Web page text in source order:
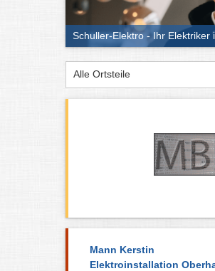
Schuller-Elektro - Ihr Elektriker
Alle Ortsteile
Mann Kerstin
Elektroinstallation